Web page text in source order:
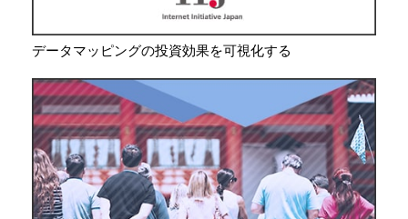
データマッピングの投資効果を可視化する